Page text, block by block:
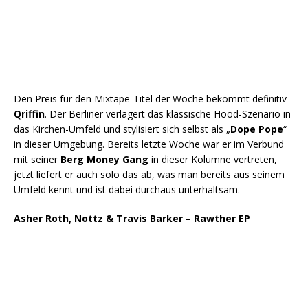
Den Preis für den Mixtape-Titel der Woche bekommt definitiv
Qriffin. Der Berliner verlagert das klassische Hood-Szenario in
das Kirchen-Umfeld und stylisiert sich selbst als „Dope Pope“
in dieser Umgebung. Bereits letzte Woche war er im Verbund
mit seiner Berg Money Gang in dieser Kolumne vertreten,
jetzt liefert er auch solo das ab, was man bereits aus seinem
Umfeld kennt und ist dabei durchaus unterhaltsam.
Asher Roth, Nottz & Travis Barker – Rawther EP